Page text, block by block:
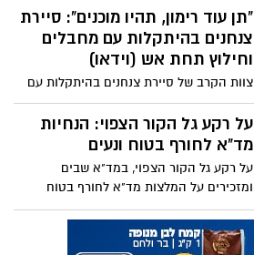
וחברת כימיקלים לישראל בע"מ לשלם סכום
כולל של 115 מיליון שקל עבור שיקום נחל
אשלים וסביבותיו, לצד פיצוי בגין הנזק
האקולוגי והוצאות משפט, בעקבות אירוע
הזיהום החמור בנחל אשלים בשנת 2017
"תן עוד רימון, תהיו מוכנים": סיירת
צנחנים בהיתקלות עם מחבלים
וחילוץ תחת אש (וידאו)
צוות הקרב של סיירת צנחנים בהיתקלות עם
מחבלים וחילוץ תחת אש - מבט מבפנים
על רקע גל הקור הצפוי: הנחיות
מד"א לחורף בטוח ונעים
על רקע גל הקור הצפוי, במד"א שבים
ומזכירים על המלצות מד"א לחורף בטוח
בדגש על תשומת לב מיוחדת לקשישים
ותינוקות העלולים לסבול מפגיעות קור